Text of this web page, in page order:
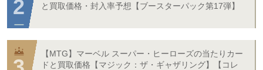
と買取価格・封入率予想【ブースターパック第17弾】
【MTG】マーベル スーパー・ヒーローズの当たりカー
ドと買取価格【マジック：ザ・ギャザリング】【コレ